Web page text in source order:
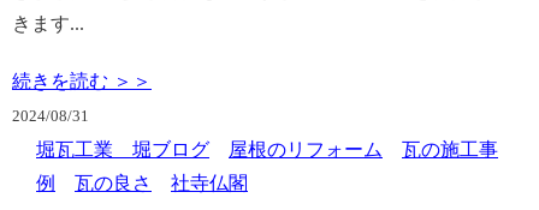
きます...
続きを読む ＞＞
2024/08/31
堀瓦工業 堀ブログ 屋根のリフォーム
瓦の施工事
例
瓦の良さ 社寺仏閣